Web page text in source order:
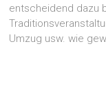
entscheidend dazu
Umzug usw. wie